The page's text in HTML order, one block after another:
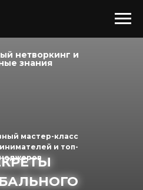
мастер-класс
и топ-
нетворкинг и
знания